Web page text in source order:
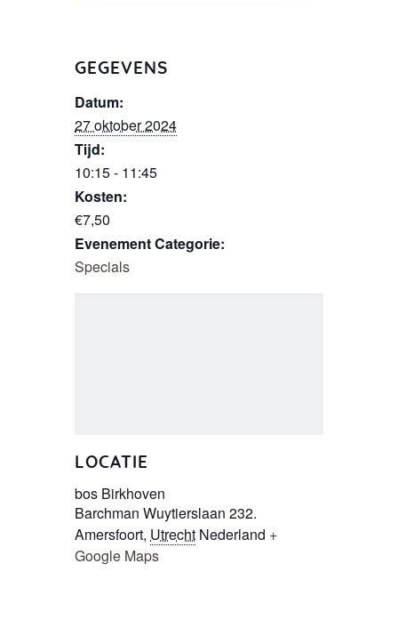
GEGEVENS
Datum:
27 oktober 2024
Tijd:
10:15 - 11:45
Kosten:
€7,50
Evenement Categorie:
Specials
LOCATIE
bos Birkhoven
Barchman Wuytierslaan 232.
Amersfoort, Utrecht Nederland +
Google Maps